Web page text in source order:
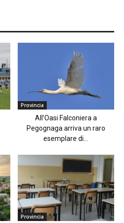
Provincia
All’Oasi Falconiera a
Pegognaga arriva un raro
esemplare di...
Provincia